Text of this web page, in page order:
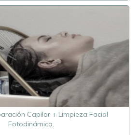
Capilar + Limpieza Facial
Fotodinámica.